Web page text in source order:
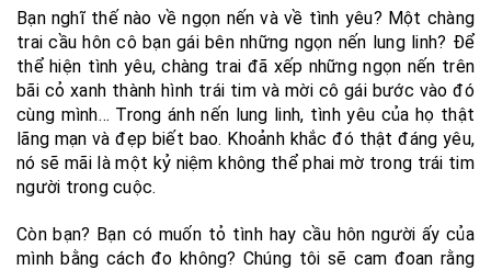
Bạn nghĩ thế nào về ngọn nến và về tình yêu? Một chàng
trai cầu hôn cô bạn gái bên những ngọn nến lung linh? Để
thể hiện tình yêu, chàng trai đã xếp những ngọn nến trên
bãi cỏ xanh thành hình trái tim và mời cô gái bước vào đó
cùng mình… Trong ánh nến lung linh, tình yêu của họ thật
lãng mạn và đẹp biết bao. Khoảnh khắc đó thật đáng yêu,
nó sẽ mãi là một kỷ niệm không thể phai mờ trong trái tim
người trong cuộc.
Còn bạn? Bạn có muốn tỏ tình hay cầu hôn người ấy của
mình bằng cách đo không? Chúng tôi sẽ cam đoan rằng